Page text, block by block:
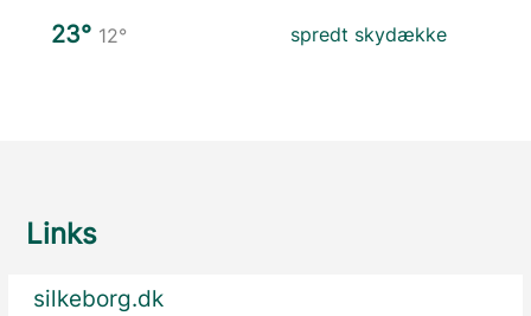
23° 12° spredt skydække
Links
silkeborg.dk